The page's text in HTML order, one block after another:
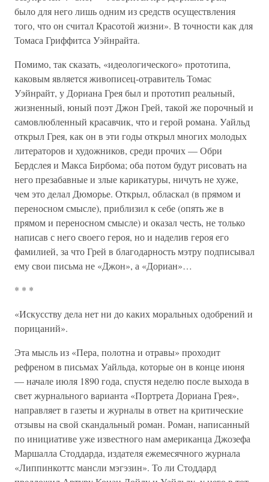
было для него лишь одним из средств осуществления
того, что он считал Красотой жизни». В точности как для
Томаса Гриффитса Уэйнрайта.
Помимо, так сказать, «идеологического» прототипа,
каковым является живописец-отравитель Томас
Уэйнрайт, у Дориана Грея был и прототип реальный,
жизненный, юный поэт Джон Грей, такой же порочный и
самовлюбленный красавчик, что и герой романа. Уайльд
открыл Грея, как он в эти годы открыл многих молодых
литераторов и художников, среди прочих — Обри
Бердслея и Макса Бирбома; оба потом будут рисовать на
него презабавные и злые карикатуры, ничуть не хуже,
чем это делал Дюморье. Открыл, обласкал (в прямом и
переносном смысле), приблизил к себе (опять же в
прямом и переносном смысле) и оказал честь, не только
написав с него своего героя, но и наделив героя его
фамилией, за что Грей в благодарность мэтру подписывал
ему свои письма не «Джон», а «Дориан»…
* * *
«Искусству дела нет ни до каких моральных одобрений и
порицаний».
Эта мысль из «Пера, полотна и отравы» проходит
рефреном в письмах Уайльда, которые он в конце июня
— начале июля 1890 года, спустя неделю после выхода в
свет журнального варианта «Портрета Дориана Грея»,
направляет в газеты и журналы в ответ на критические
отзывы на свой скандальный роман. Роман, написанный
по инициативе уже известного нам американца Джозефа
Маршалла Стоддарда, издателя ежемесячного журнала
«Липпинкоттс мансли мэгэзин». То ли Стоддард